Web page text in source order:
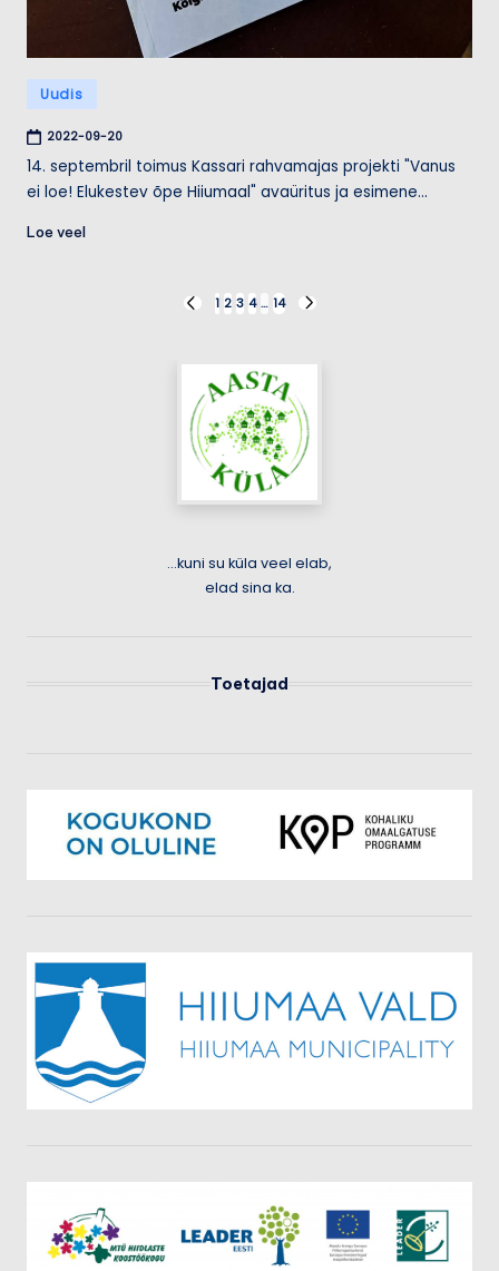
Posted
Uudis
2022-09-20
14. septembril toimus Kassari rahvamajas projekti "Vanus
ei loe! Elukestev õpe Hiiumaal" avaüritus ja esimene…
Loe veel
PREVIOUS
1 2 3 4 … 14
...kuni su küla veel elab,
elad sina ka.
Toetajad